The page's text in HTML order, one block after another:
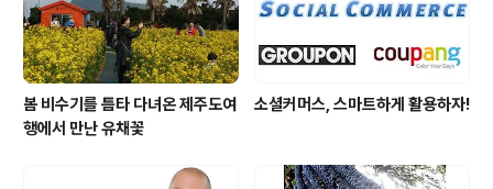
봄 비수기를 틈타 다녀온 제주도여
행에서 만난 유채꽃
소셜커머스, 스마트하게 활용하자!